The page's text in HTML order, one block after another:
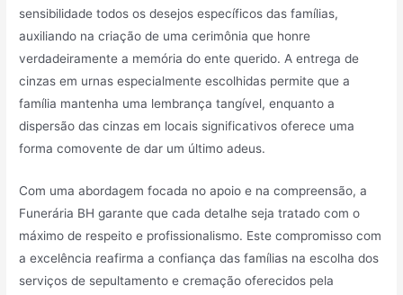
sensibilidade todos os desejos específicos das famílias,
auxiliando na criação de uma cerimônia que honre
verdadeiramente a memória do ente querido. A entrega de
cinzas em urnas especialmente escolhidas permite que a
família mantenha uma lembrança tangível, enquanto a
dispersão das cinzas em locais significativos oferece uma
forma comovente de dar um último adeus.
Com uma abordagem focada no apoio e na compreensão, a
Funerária BH garante que cada detalhe seja tratado com o
máximo de respeito e profissionalismo. Este compromisso com
a excelência reafirma a confiança das famílias na escolha dos
serviços de sepultamento e cremação oferecidos pela